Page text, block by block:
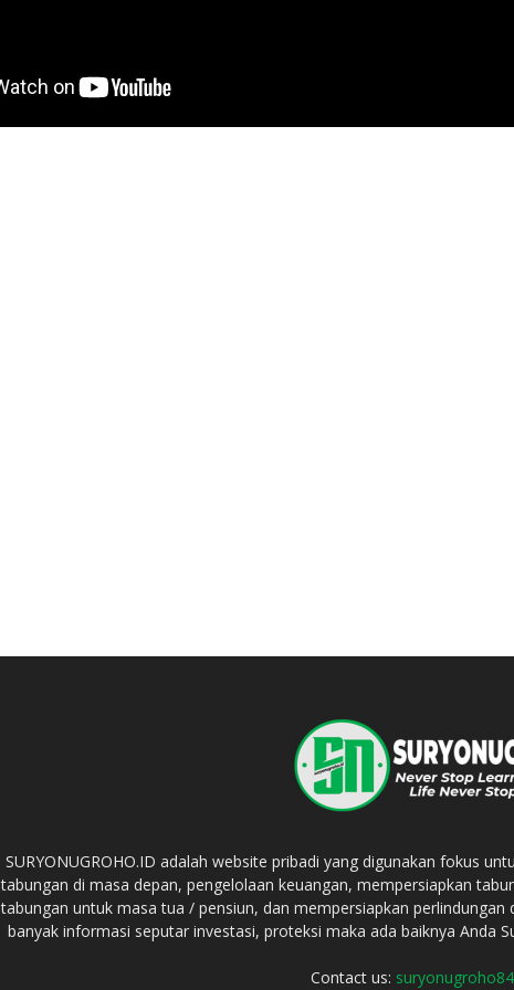
SURYONUGROHO.ID adalah website pribadi yang digunakan fokus
tabungan di masa depan, pengelolaan keuangan, mempersiapkan
tabungan untuk masa tua / pensiun, dan mempersiapkan perlindungan
banyak informasi seputar investasi, proteksi maka ada baiknya Anda
Contact us: